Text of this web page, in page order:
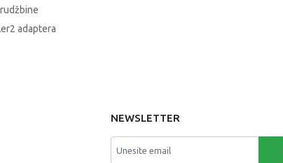
adaptera
NEWSLETTER